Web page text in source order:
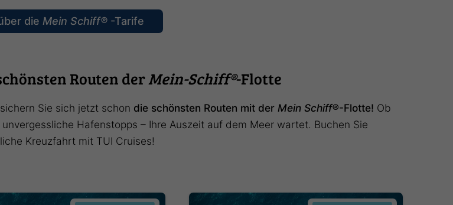
die Mein Schiff® -Tarife
Routen derMein-Schiff®-Flotte
Sie sich jetzt schon die schönsten Routen mit der Mein Schiff®-Flotte! Ob
Hafenstopps – Ihre Auszeit auf dem Meer wartet. Buchen Sie
Kreuzfahrt mit TUI Cruises!